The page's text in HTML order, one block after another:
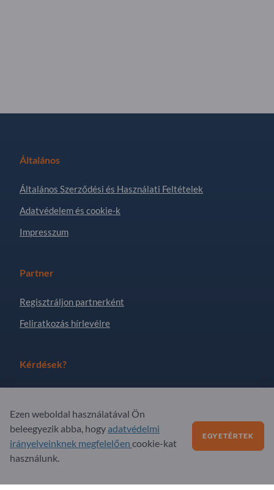
Általános
Általános Szerződési és Használati Feltételek
Adatvédelem és cookie-k
Impresszum
Partner
Regisztráljon partnerként
Feliratkozás hírlevélre
Kérdések?
Szolgáltatási kínálatunk
Rólunk
Üzenet az Exportpages-nek
Ezen weboldal használatával Ön
beleegyezik abba, hogy adatvédelmi
irányelveinknek megfelelően cookie-kat
használunk.
EGYETÉRTEK